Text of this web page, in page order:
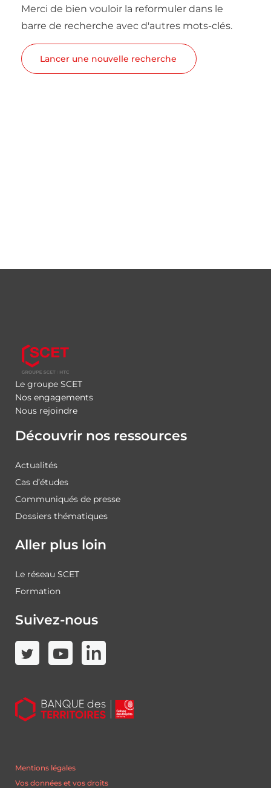
Merci de bien vouloir la reformuler dans le
barre de recherche avec d'autres mots-clés.
Lancer une nouvelle recherche
Le groupe SCET
Nos engagements
Nous rejoindre
Découvrir nos ressources
Actualités
Cas d’études
Communiqués de presse
Dossiers thématiques
Aller plus loin
Le réseau SCET
Formation
Suivez-nous
Mentions légales
Vos données et vos droits